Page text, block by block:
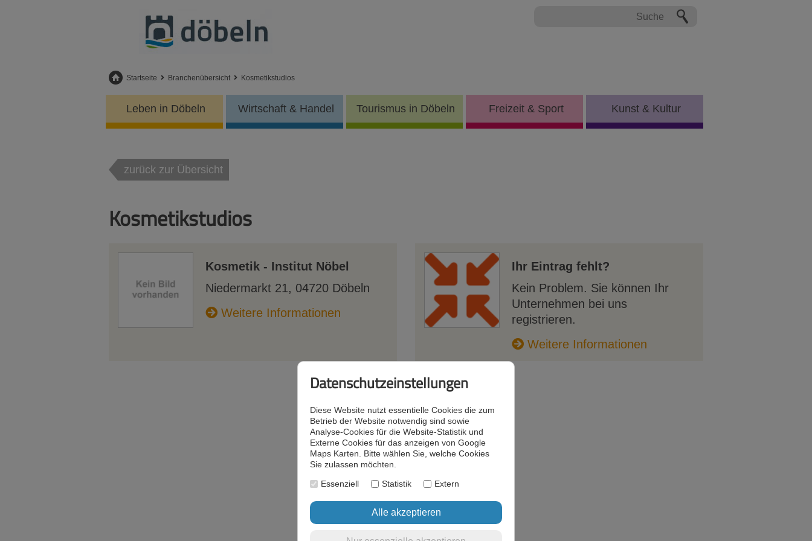
Startseite Branchenübersicht Kosmetikstudios
Leben in Döbeln Wirtschaft & Handel Tourismus in Döbeln Freizeit & Sport Kunst & Kultur
zurück zur Übersicht
Kosmetikstudios
Kosmetik - Institut Nöbel
Niedermarkt 21, 04720 Döbeln
Weitere Informationen
Ihr Eintrag fehlt?
Kein Problem. Sie können Ihr
Unternehmen bei uns
registrieren.
Weitere Informationen
Datenschutzeinstellungen
Diese Website nutzt essentielle Cookies die zum
Betrieb der Website notwendig sind sowie
Analyse-Cookies für die Website-Statistik und
Externe Cookies für das anzeigen von Google
Maps Karten. Bitte wählen Sie, welche Cookies
Sie zulassen möchten.
Essenziell
Statistik Extern